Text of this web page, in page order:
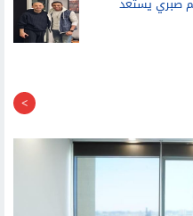
صبري يستعد